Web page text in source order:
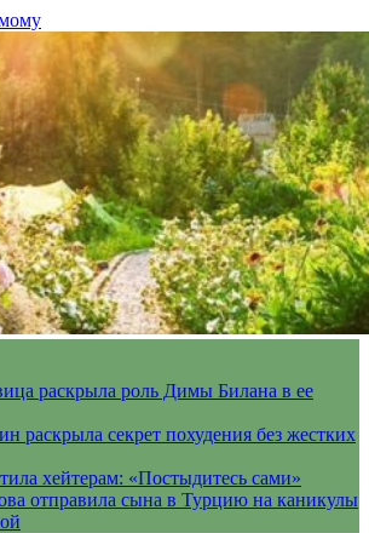
раскрыла роль Димы Билана в ее
раскрыла секрет похудения без жестких
хейтерам: «Постыдитесь сами»
отправила сына в Турцию на каникулы